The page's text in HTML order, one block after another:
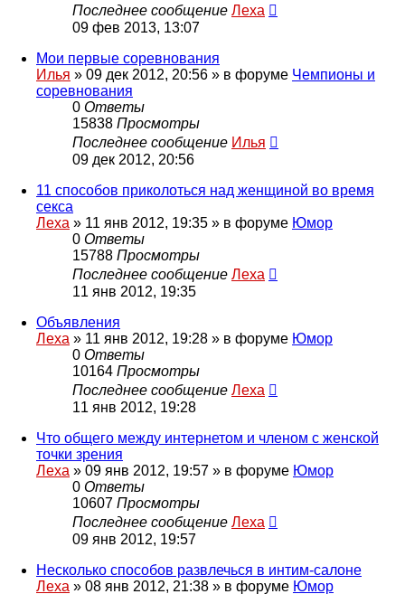
Последнее сообщение Леха
09 фев 2013, 13:07
Мои первые соревнования
Илья » 09 дек 2012, 20:56 » в форуме Чемпионы и
соревнования
0 Ответы
15838 Просмотры
Последнее сообщение Илья
09 дек 2012, 20:56
11 способов приколоться над женщиной во время
секса
Леха » 11 янв 2012, 19:35 » в форуме Юмор
0 Ответы
15788 Просмотры
Последнее сообщение Леха
11 янв 2012, 19:35
Объявления
Леха » 11 янв 2012, 19:28 » в форуме Юмор
0 Ответы
10164 Просмотры
Последнее сообщение Леха
11 янв 2012, 19:28
Что общего между интернетом и членом с женской
точки зрения
Леха » 09 янв 2012, 19:57 » в форуме Юмор
0 Ответы
10607 Просмотры
Последнее сообщение Леха
09 янв 2012, 19:57
Несколько способов развлечься в интим-салоне
Леха » 08 янв 2012, 21:38 » в форуме Юмор